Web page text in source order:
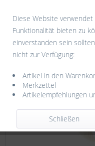
Verglichen mit anderen...
TIPP!
Diese Website
Funktionalität bieten zu
einverstanden sein
nicht zur Verfügung:
Artikel in den
Merkzettel
Artikelempfehlungen
Schließen